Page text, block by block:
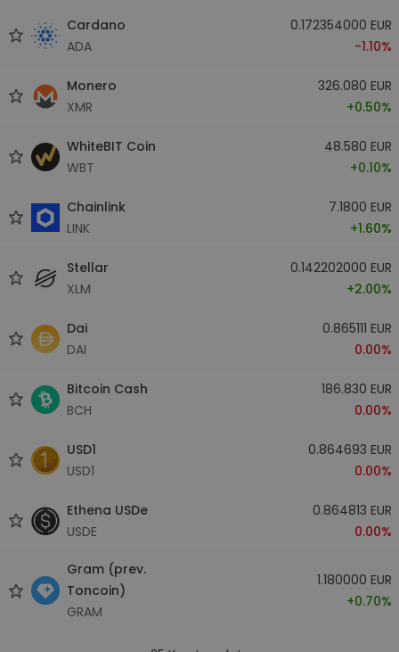
Cardano
ADA
0.172354000 EUR
-1.10%
Monero
XMR
326.080 EUR
+0.50%
WhiteBIT Coin
WBT
48.580 EUR
+0.10%
Chainlink
LINK
7.1800 EUR
+1.60%
Stellar
XLM
0.142202000 EUR
+2.00%
Dai
DAI
0.865111 EUR
0.00%
Bitcoin Cash
BCH
186.830 EUR
0.00%
USD1
USD1
0.864693 EUR
0.00%
Ethena USDe
USDE
0.864813 EUR
0.00%
Gram (prev.
Toncoin)
GRAM
1.180000 EUR
+0.70%